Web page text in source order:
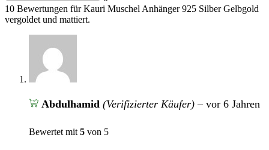
10 Bewertungen fürKauri Muschel Anhänger 925 Silber Gelbgold
vergoldet und mattiert.
Abdulhamid (Verifizierter Käufer) – vor 6 Jahren
Bewertet mit 5 von 5